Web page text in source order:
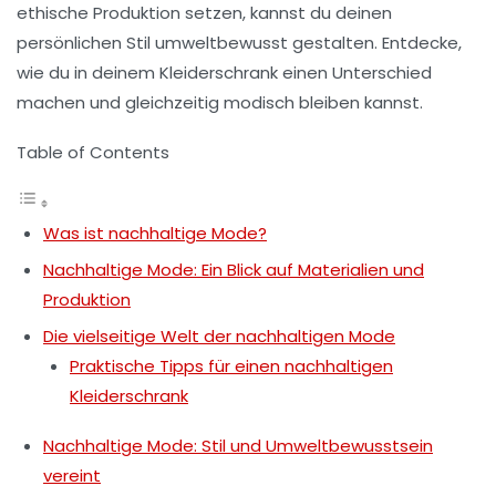
ethische Produktion setzen, kannst du deinen
persönlichen Stil umweltbewusst gestalten. Entdecke,
wie du in deinem Kleiderschrank einen Unterschied
machen und gleichzeitig modisch bleiben kannst.
Table of Contents
Was ist nachhaltige Mode?
Nachhaltige Mode: Ein Blick auf Materialien und
Produktion
Die vielseitige Welt der nachhaltigen Mode
Praktische Tipps für einen nachhaltigen
Kleiderschrank
Nachhaltige Mode: Stil und Umweltbewusstsein
vereint